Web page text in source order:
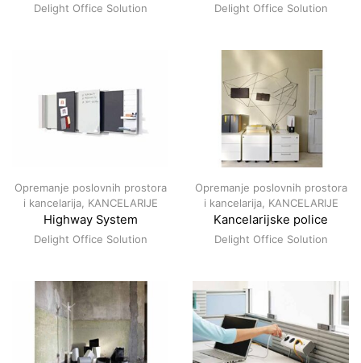
Delight Office Solution Delight Office Solution
Opremanje poslovnih prostora
i kancelarija, KANCELARIJE
Highway System
Delight Office Solution
Opremanje poslovnih prostora
i kancelarija, KANCELARIJE
Kancelarijske police
Delight Office Solution